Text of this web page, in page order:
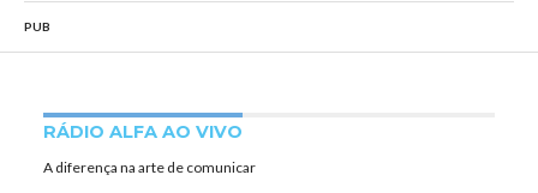
PUB
RÁDIO ALFA AO VIVO
A diferença na arte de comunicar